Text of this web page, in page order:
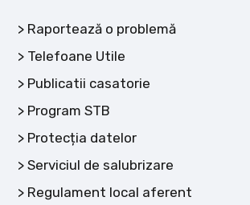
Raportează o problemă
Telefoane Utile
Publicatii casatorie
Program STB
Protecția datelor
Serviciul de salubrizare
Regulament local aferent